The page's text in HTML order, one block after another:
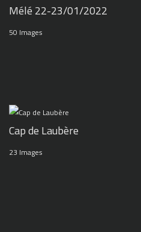
Mélé 22-23/01/2022
50 Images
Cap de Laubère
23 Images